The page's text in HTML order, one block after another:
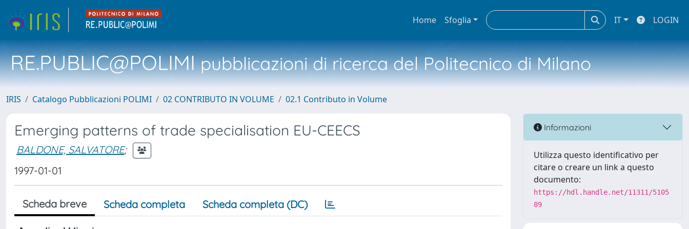
Home Sfoglia IT LOGIN
RE.PUBLIC@POLIMIpubblicazioni di ricerca del Politecnico di Milano
IRIS Catalogo Pubblicazioni POLIMI 02 CONTRIBUTO IN VOLUME 02.1 Contributo in Volume
Emerging patterns of trade specialisation EU-CEECS
BALDONE, SALVATORE;
1997-01-01
Scheda breve Scheda completa Scheda completa (DC)
Informazioni
Utilizza questo identificativo per
citare o creare un link a questo
documento:
https://hdl.handle.net/11311/5105
89